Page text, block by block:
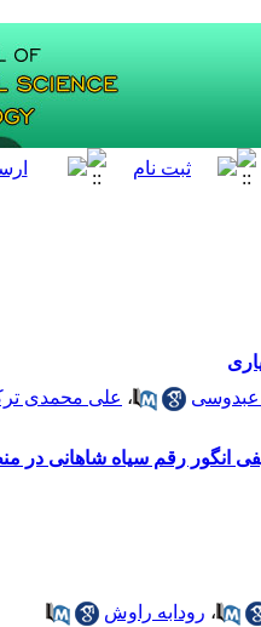
عبدوسی ، علی محمدی
رقم سیاه شاهانی در
، رودابه راوش